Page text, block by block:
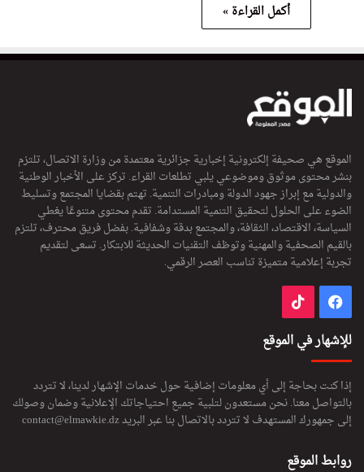
أكمل القراءة »
الموقع هي صحيفة إلكترونية إخبارية جزائرية معتمدة من وزارة الاتصال، تلتزم
بنشر محتوى موثوق وموضوعي يلبي تطلعات القراء. تركز على الأخبار الوطنية
والدولية مع إبراز جهود الدولة ومبادرات التنمية. تهتم بقضايا المجتمع وتسليط
الضوء على الحلول لتحقيق التنمية المستدامة. تقدم محتوى متنوعًا يغطي
السياسة، الاقتصاد، الثقافة، والمجتمع بدقة وشفافية. بفضل فريق محترف، تلتزم
بالقيم الصحفية والمهنية وتوظف التقنيات الحديثة للابتكار. تسعى لتقديم
تجربة إعلامية متميزة تناسب العصر الرقمي.
فيسبوك
للإشهار في الموقع
إذا كنت بحاجة إلى أي معلومات إضافية حول خدمات الإشهار لدينا، لا تتردد
بالتواصل معنا. نحن مستعدون لتلبية جميع احتياجاتك الإعلانية وضمان وصولك
إلى جمهورك المستهدف لا تتردد بالاتصال بنا عبر البريدcontact@elmawkie.dz
روابط الموقع